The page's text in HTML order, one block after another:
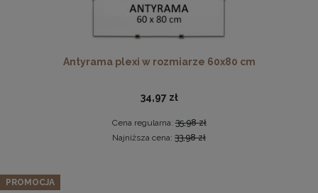
60,99 zł
DO KOSZYKA
Antyrama plexi w rozmiarze 60x80 cm
34,97 zł
Cena regularna:35,98 zł
Najniższa cena: 33,98 zł
PROMOCJA